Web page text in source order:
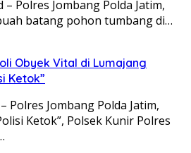
Polres Jombang Polda Jatim,
batang pohon tumbang di…
Obyek Vital di Lumajang
Ketok”
Polres Jombang Polda Jatim,
Ketok”, Polsek Kunir Polres